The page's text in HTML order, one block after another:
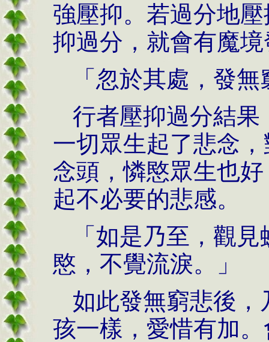
強壓抑。若過分地
抑過分，就會有魔
「忽於其處，發
行者壓抑過分結
一切眾生起了悲念
念頭，憐愍眾生也
起不必要的悲感。
「如是乃至，觀
愍，不覺流淚。」
如此發無窮悲後
孩一樣，愛惜有加